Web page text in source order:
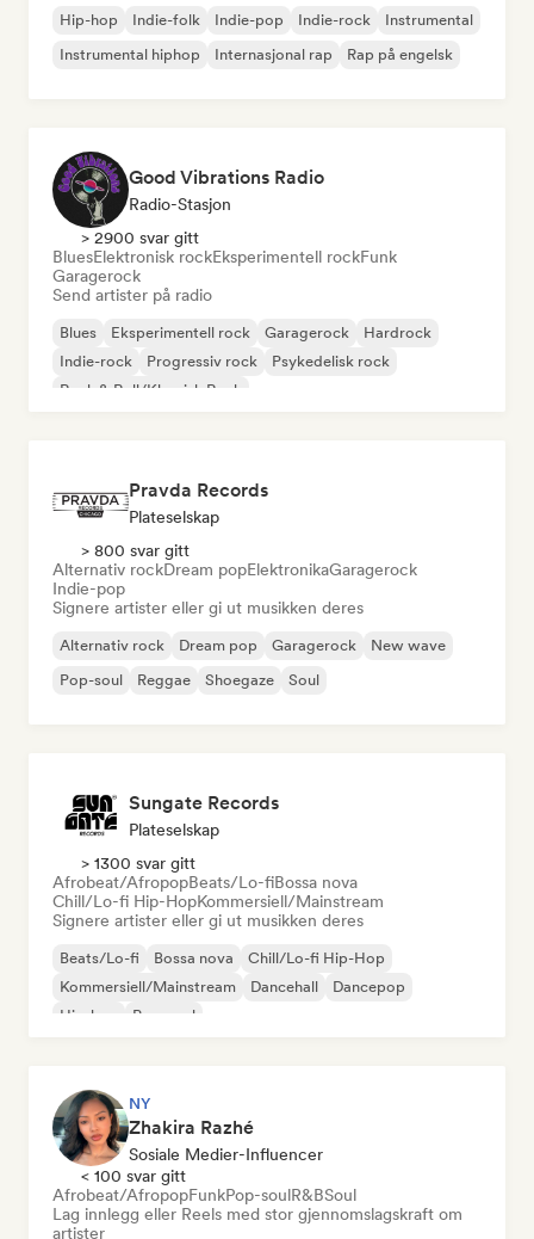
Hip-hop Indie-folk Indie-pop Indie-rock
Instrumental
Instrumental hiphop
Internasjonal rap Rap på engelsk
Good Vibrations Radio
Radio-Stasjon
> 2900 svar gitt
BluesElektronisk rockEksperimentell rockFunk
Garagerock
Send artister på radio
Blues Eksperimentell rock Garagerock
Hardrock
Indie-rock
Progressiv rock
Psykedelisk rock
Rock & Roll/Klassisk Rock
Pravda Records
Plateselskap
> 800 svar gitt
Alternativ rockDream popElektronikaGaragerock
Indie-pop
Signere artister eller gi ut musikken deres
Alternativ rock Dream pop Garagerock
New wave
Pop-soul
Reggae Shoegaze Soul
Sungate Records
Plateselskap
> 1300 svar gitt
Afrobeat/AfropopBeats/Lo-fiBossa nova
Chill/Lo-fi Hip-HopKommersiell/Mainstream
Signere artister eller gi ut musikken deres
Beats/Lo-fi Bossa nova
Chill/Lo-fi Hip-Hop
Kommersiell/Mainstream
Dancehall
Dancepop
Hip-hop
Pop-soul
NY
Zhakira Razhé
Sosiale Medier-Influencer
< 100 svar gitt
Afrobeat/AfropopFunkPop-soulR&BSoul
Lag innlegg eller Reels med stor gjennomslagskraft om
artister